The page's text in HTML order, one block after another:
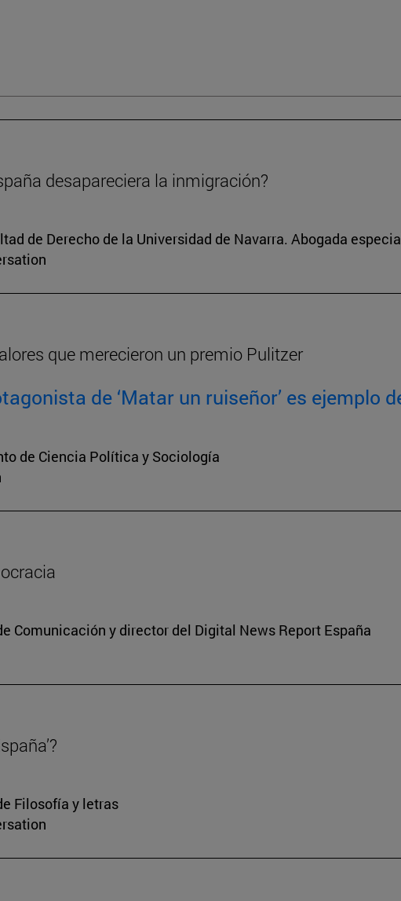
desapareciera la inmigración?
de Derecho de la Universidad de Navarra. Abogada
que merecieron un premio Pulitzer
de ‘Matar un ruiseñor’ es ejemplo
de Ciencia Política y Sociología
Comunicación y director del Digital News Report España
Filosofía y letras